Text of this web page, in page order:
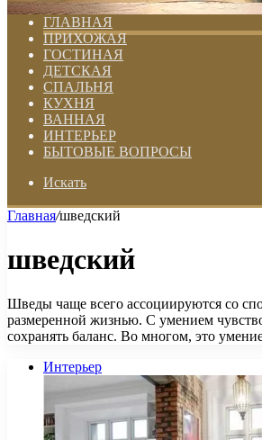
ГЛАВНАЯ
ПРИХОЖАЯ
ГОСТИНАЯ
ДЕТСКАЯ
СПАЛЬНЯ
КУХНЯ
ВАННАЯ
ИНТЕРЬЕР
БЫТОВЫЕ ВОПРОСЫ
Искать
Главная/шведский
шведский
Шведы чаще всего ассоциируются со
размеренной жизнью. С умением
сохранять баланс. Во многом, это
Интерьер